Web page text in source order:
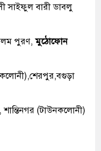
সাইফুল বারী ডাবলু
পুরণ,মুঠোফোন
(টাউনকলোনী)